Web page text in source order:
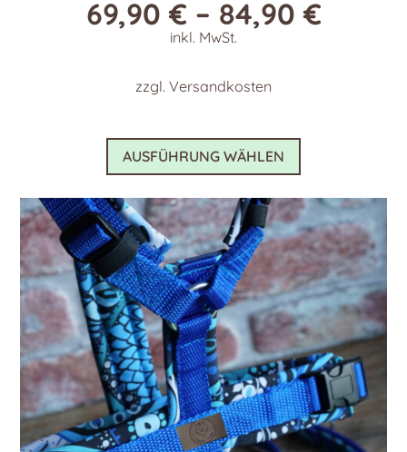
69,90€ – 84,90€
inkl. MwSt.
zzgl. Versandkosten
AUSFÜHRUNG WÄHLEN
Dieses
weist
mehrere
Varianten
auf.
Die
Optionen
können
auf
der
Produktseite
gewählt
werden